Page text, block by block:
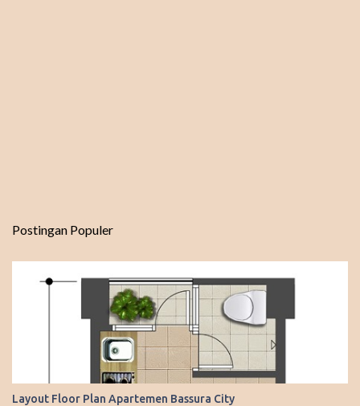
Postingan Populer
Layout Floor Plan Apartemen Bassura City